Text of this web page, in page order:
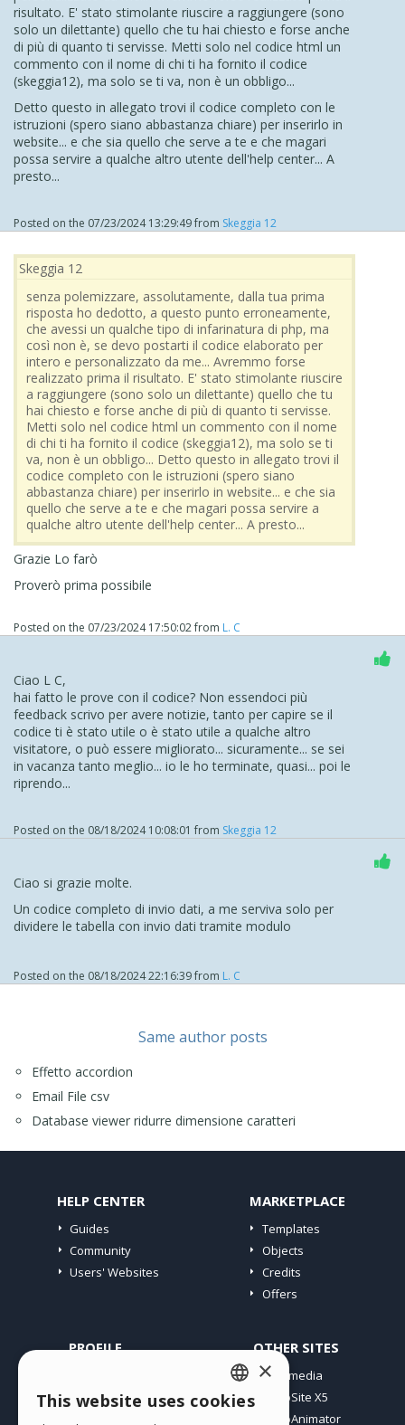
risultato. E' stato stimolante riuscire a raggiungere (sono
solo un dilettante) quello che tu hai chiesto e forse anche
di più di quanto ti servisse. Metti solo nel codice html un
commento con il nome di chi ti ha fornito il codice
(skeggia12), ma solo se ti va, non è un obbligo...
Detto questo in allegato trovi il codice completo con le
istruzioni (spero siano abbastanza chiare) per inserirlo in
website... e che sia quello che serve a te e che magari
possa servire a qualche altro utente dell'help center... A
presto...
Posted on the 07/23/2024 13:29:49from Skeggia 12
Skeggia 12
senza polemizzare, assolutamente, dalla tua prima
risposta ho dedotto, a questo punto erroneamente,
che avessi un qualche tipo di infarinatura di php, ma
così non è, se devo postarti il codice elaborato per
intero e personalizzato da me... Avremmo forse
realizzato prima il risultato. E' stato stimolante riuscire
a raggiungere (sono solo un dilettante) quello che tu
hai chiesto e forse anche di più di quanto ti servisse.
Metti solo nel codice html un commento con il nome
di chi ti ha fornito il codice (skeggia12), ma solo se ti
va, non è un obbligo... Detto questo in allegato trovi il
codice completo con le istruzioni (spero siano
abbastanza chiare) per inserirlo in website... e che sia
quello che serve a te e che magari possa servire a
qualche altro utente dell'help center... A presto...
Grazie Lo farò
Proverò prima possibile
Posted on the 07/23/2024 17:50:02from L. C
Ciao L C,
hai fatto le prove con il codice? Non essendoci più
feedback scrivo per avere notizie, tanto per capire se il
codice ti è stato utile o è stato utile a qualche altro
visitatore, o può essere migliorato... sicuramente... se sei
in vacanza tanto meglio... io le ho terminate, quasi... poi le
riprendo...
Posted on the 08/18/2024 10:08:01 from Skeggia 12
Ciao si grazie molte.
Un codice completo di invio dati, a me serviva solo per
dividere le tabella con invio dati tramite modulo
Posted on the 08/18/2024 22:16:39from L. C
Same author posts
Effetto accordion
Email File csv
Database viewer ridurre dimensione caratteri
HELP CENTER
Guides
Community
Users' Websites
MARKETPLACE
Templates
Objects
Credits
Offers
PROFILE
My Licences
OTHER SITES
Incomedia
WebSite X5
WebAnimator
ENGLISH
×
This website uses cookies